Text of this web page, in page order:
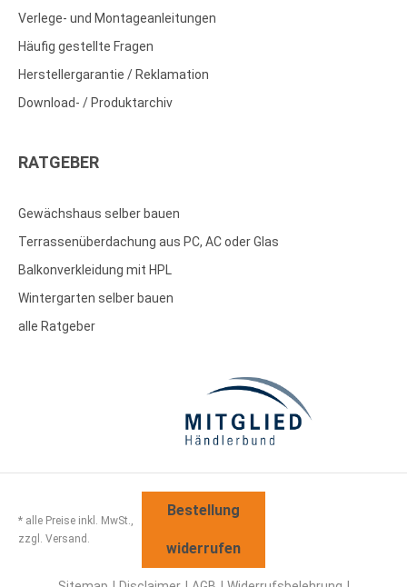
Verlege- und Montageanleitungen
Häufig gestellte Fragen
Herstellergarantie / Reklamation
Download- / Produktarchiv
RATGEBER
Gewächshaus selber bauen
Terrassenüberdachung aus PC, AC oder Glas
Balkonverkleidung mit HPL
Wintergarten selber bauen
alle Ratgeber
* alle Preise inkl. MwSt.,
zzgl. Versand.
Bestellung
widerrufen